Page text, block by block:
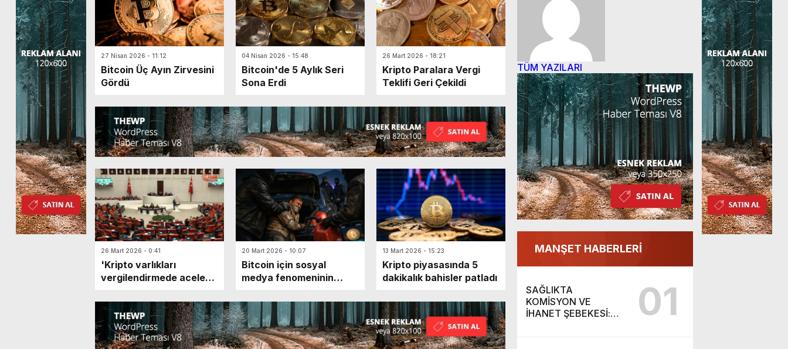
27 Nisan 2026 - 11:12
Bitcoin Üç Ayın Zirvesini
Gördü
04 Nisan 2026 - 15:48
Bitcoin'de 5 Aylık Seri
Sona Erdi
26 Mart 2026 - 18:21
Kripto Paralara Vergi
Teklifi Geri Çekildi
26 Mart 2026 - 0:41
'Kripto varlıkları
vergilendirmede aceleci
gayet açık'
20 Mart 2026 - 10:07
Bitcoin için sosyal
medya fenomeninin
13 Mart 2026 - 15:23
Kripto piyasasında 5
dakikalık bahisler patladı
TÜM YAZILARI
MANŞET HABERLERİ
SAĞLIKTA
KOMİSYON VE
İHANET ŞEBEKESİ:
01